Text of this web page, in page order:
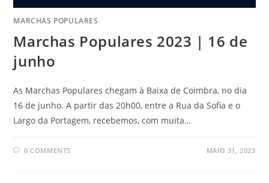
MARCHAS POPULARES
Marchas Populares 2023 | 16 de
junho
As Marchas Populares chegam à Baixa de Coimbra, no dia
16 de junho. A partir das 20h00, entre a Rua da Sofia e o
Largo da Portagem, recebemos, com muita…
0 COMMENTS MAIO 31, 2023